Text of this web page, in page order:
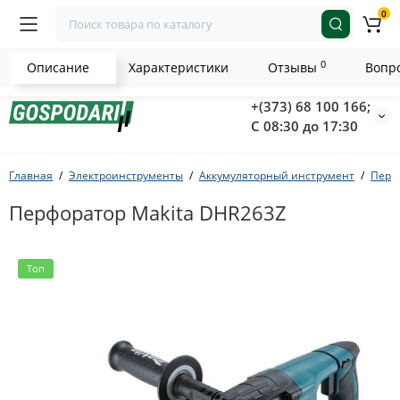
+(373) 68 100 166;
С 08:30 до 17:30
0
Главная Электроинструменты Аккумуляторный инструмент
Перфоратор Makita DHR263Z
Топ
Описание Характеристики Отзывы 0